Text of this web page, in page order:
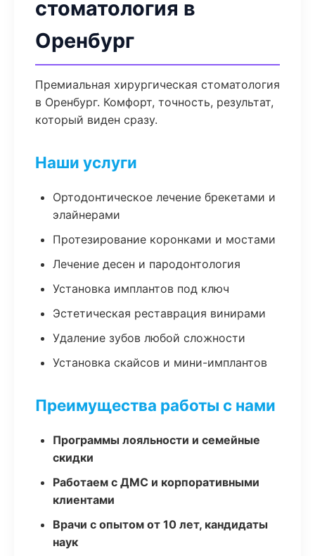
стоматология в
Оренбург
Премиальная хирургическая стоматология
в Оренбург. Комфорт, точность, результат,
который виден сразу.
Наши услуги
Ортодонтическое лечение брекетами и
элайнерами
Протезирование коронками и мостами
Лечение десен и пародонтология
Установка имплантов под ключ
Эстетическая реставрация винирами
Удаление зубов любой сложности
Установка скайсов и мини-имплантов
Преимущества работы с нами
Программы лояльности и семейные
скидки
Работаем с ДМС и корпоративными
клиентами
Врачи с опытом от 10 лет, кандидаты
наук